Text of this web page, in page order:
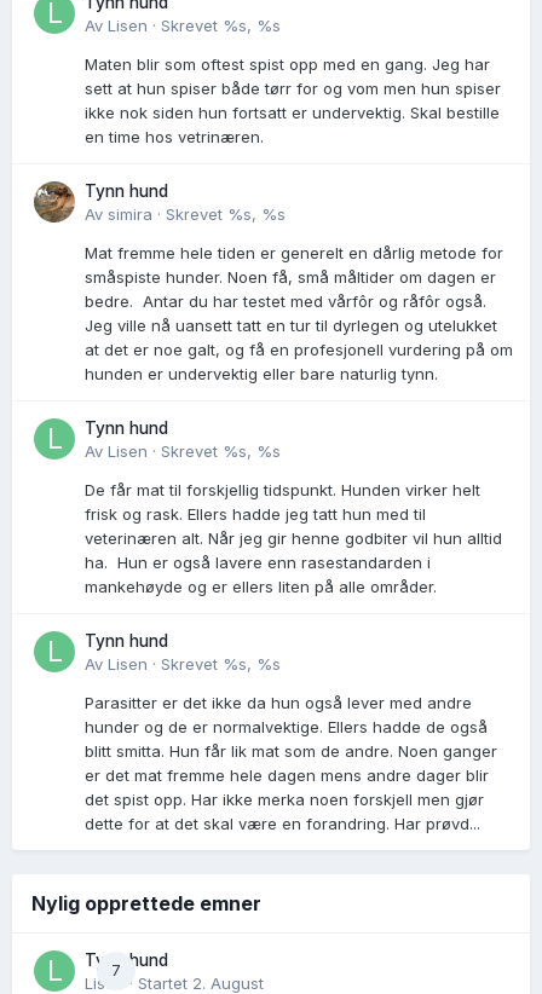
Av Lisen · Skrevet %s, %s
Maten blir som oftest spist opp med en gang. Jeg har
sett at hun spiser både tørr for og vom men hun spiser
ikke nok siden hun fortsatt er undervektig. Skal bestille
en time hos vetrinæren.
Tynn hund
Av simira · Skrevet %s, %s
Mat fremme hele tiden er generelt en dårlig metode for
småspiste hunder. Noen få, små måltider om dagen er
bedre. Antar du har testet med vårfôr og råfôr også.
Jeg ville nå uansett tatt en tur til dyrlegen og utelukket
at det er noe galt, og få en profesjonell vurdering på om
hunden er undervektig eller bare naturlig tynn.
Tynn hund
Av Lisen · Skrevet %s, %s
De får mat til forskjellig tidspunkt. Hunden virker helt
frisk og rask. Ellers hadde jeg tatt hun med til
veterinæren alt. Når jeg gir henne godbiter vil hun alltid
ha. Hun er også lavere enn rasestandarden i
mankehøyde og er ellers liten på alle områder.
Tynn hund
Av Lisen · Skrevet %s, %s
Parasitter er det ikke da hun også lever med andre
hunder og de er normalvektige. Ellers hadde de også
blitt smitta. Hun får lik mat som de andre. Noen ganger
er det mat fremme hele dagen mens andre dager blir
det spist opp. Har ikke merka noen forskjell men gjør
dette for at det skal være en forandring. Har prøvd...
Nylig opprettede emner
7
Tynn hund
Lisen
· Startet 2. August